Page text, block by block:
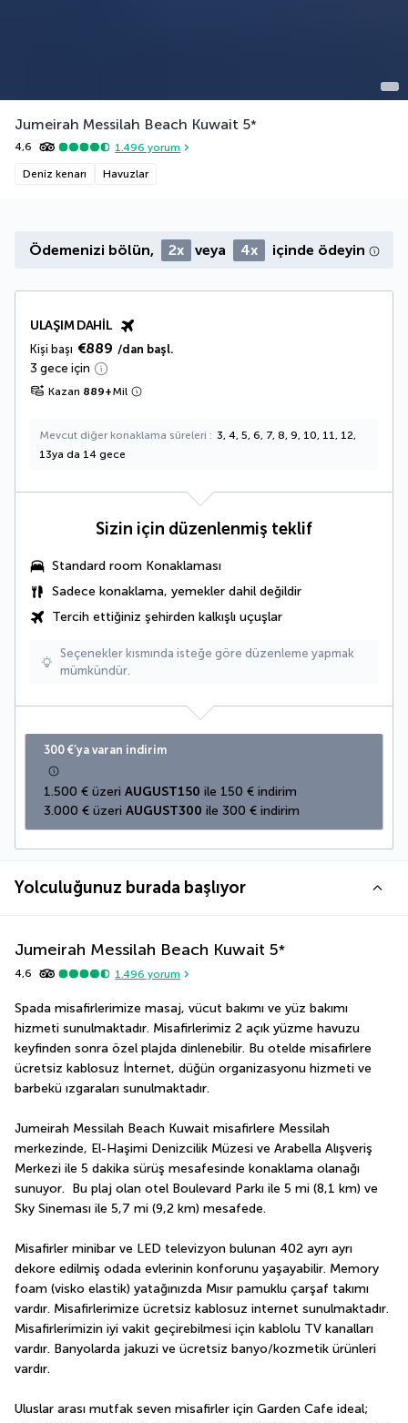
Jumeirah Messilah Beach Kuwait 5*
4,6 1.496 yorum
Deniz kenarı Havuzlar
Ödemenizi bölün, 2x veya 4x içinde ödeyin
ULAŞIM DAHIL
Kişi başı €889 /dan başl.
3 gece için
Kazan 889+Mil
Mevcut diğer konaklama süreleri
3, 4, 5, 6, 7, 8, 9, 10, 11, 12,
13ya da 14 gece
Sizin için düzenlenmiş teklif
Standard room Konaklaması
Sadece konaklama, yemekler dahil değildir
Tercih ettiğiniz şehirden kalkışlı uçuşlar
Seçenekler kısmında isteğe göre düzenleme yapmak
mümkündür.
300 €’ya varan indirim
1.500 € üzeri AUGUST150 ile 150 € indirim
3.000 € üzeri AUGUST300 ile 300 € indirim
Yolculuğunuz burada başlıyor
Jumeirah Messilah Beach Kuwait 5*
4,6 1.496 yorum
Spada misafirlerimize masaj, vücut bakımı ve yüz bakımı
hizmeti sunulmaktadır. Misafirlerimiz 2 açık yüzme havuzu
keyfinden sonra özel plajda dinlenebilir. Bu otelde misafirlere
ücretsiz kablosuz İnternet, düğün organizasyonu hizmeti ve
barbekü ızgaraları sunulmaktadır.
Jumeirah Messilah Beach Kuwait misafirlere Messilah
merkezinde, El-Haşimi Denizcilik Müzesi ve Arabella Alışveriş
Merkezi ile 5 dakika sürüş mesafesinde konaklama olanağı
sunuyor.  Bu plaj olan otel Boulevard Parkı ile 5 mi (8,1 km) ve
Sky Sineması ile 5,7 mi (9,2 km) mesafede.
Misafirler minibar ve LED televizyon bulunan 402 ayrı ayrı
dekore edilmiş odada evlerinin konforunu yaşayabilir. Memory
foam (visko elastik) yatağınızda Mısır pamuklu çarşaf takımı
vardır. Misafirlerimize ücretsiz kablosuz internet sunulmaktadır.
Misafirlerimizin iyi vakit geçirebilmesi için kablolu TV kanalları
vardır. Banyolarda jakuzi ve ücretsiz banyo/kozmetik ürünleri
vardır.
Uluslar arası mutfak seven misafirler için Garden Cafe ideal;